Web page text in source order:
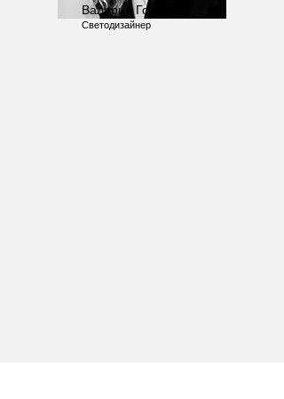
Валерия Горелова
Светодизайнер